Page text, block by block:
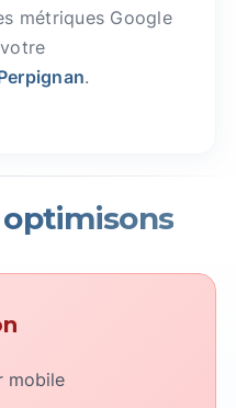
métriques Google
.
optimisons
mobile